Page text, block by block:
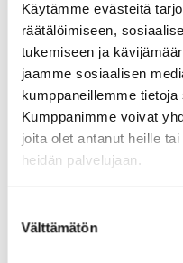
Käytämme evästeitä
räätälöimiseen,
tukemiseen ja
jaamme sosiaalisen
kumppaneillemme
Kumppanimme voivat
joita olet antanut heille
heidän palvelujaan.
valinta
Välttämätön